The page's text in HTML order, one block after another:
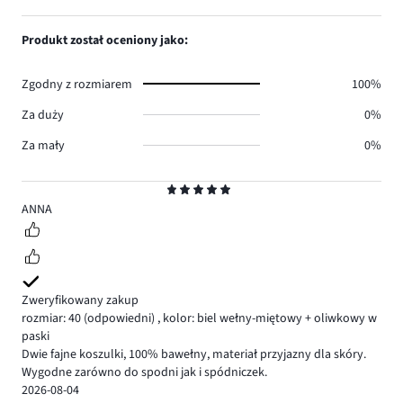
5
ANNA
Zweryfikowany zakup
rozmiar: 40 (odpowiedni) , kolor: biel wełny-miętowy + oliwkowy w
paski
Dwie fajne koszulki, 100% bawełny, materiał przyjazny dla skóry.
Wygodne zarówno do spodni jak i spódniczek.
2026-08-04
1,
Produkt został oceniony jako:
Zgodny z rozmiarem
100%
Za duży
0%
Za mały
0%